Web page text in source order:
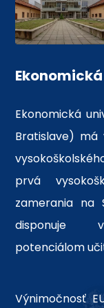
Ekonomická
Bratislave) má
prvá
zamerania na
disponuje
potenciálom
Výnimočnosť